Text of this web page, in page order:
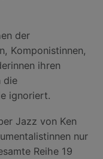
der
Komponistinnen,
ihren
die
ignoriert.
Jazz von Ken
nur
Reihe 19